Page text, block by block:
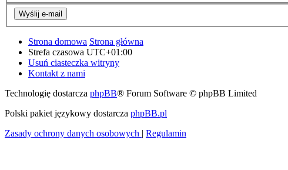
Strona domowa Strona główna
Strefa czasowa UTC+01:00
Usuń ciasteczka witryny
Kontakt z nami
Technologię dostarcza phpBB® Forum Software © phpBB Limited
Polski pakiet językowy dostarcza phpBB.pl
Zasady ochrony danych osobowych
Regulamin